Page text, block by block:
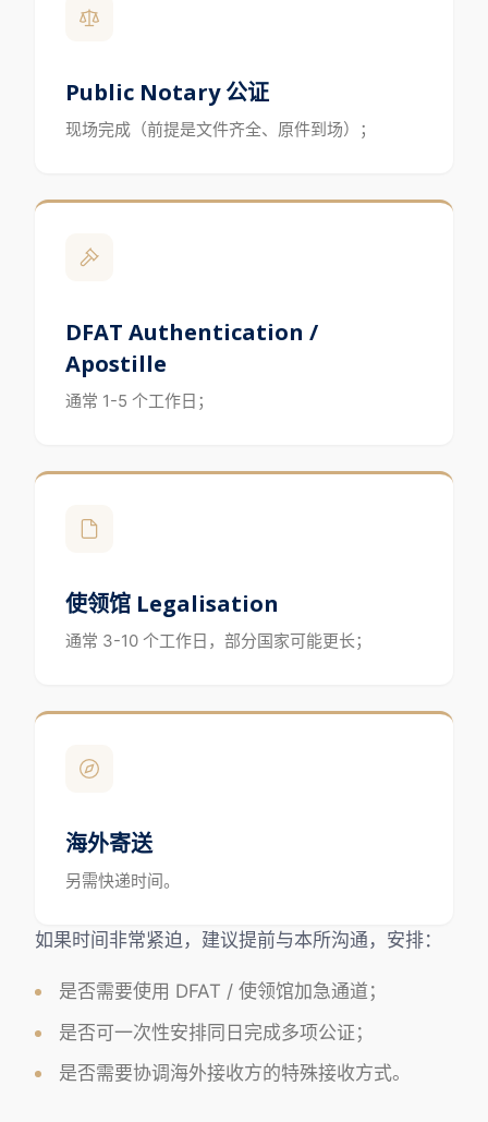
Public Notary 公证
现场完成（前提是文件齐全、原件到场）；
DFAT Authentication /
Apostille
通常 1-5 个工作日；
使领馆 Legalisation
通常 3-10 个工作日，部分国家可能更长；
海外寄送
另需快递时间。
如果时间非常紧迫，建议提前与本所沟通，安排：
是否需要使用 DFAT / 使领馆加急通道；
是否可一次性安排同日完成多项公证；
是否需要协调海外接收方的特殊接收方式。